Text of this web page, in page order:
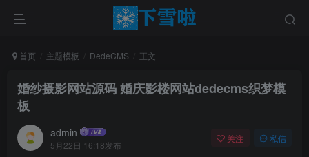
首页 主题模板 DedeCMS 正文
婚纱摄影网站源码 婚庆影楼网站dedecms织梦模
板
admin
5月22日 16:18发布
关注 私信